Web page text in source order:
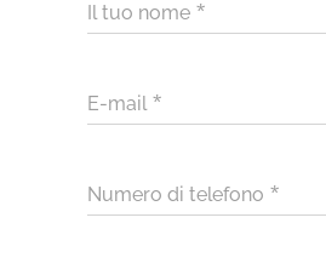
Il tuo nome
E-mail
Numero di telefono